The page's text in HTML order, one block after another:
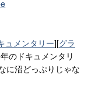
ュメンタリー][グラ
のドキュメンタリ
に沼どっぷりじゃな